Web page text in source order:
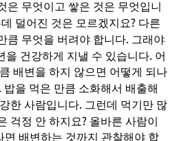
은 무엇이고 쌓은 것은 무엇입니
덜어진 것은 모르겠지요? 다른
큼 무엇을 버려야 합니다. 그래야
을 건강하게 지낼 수 있습니다. 어
배변을 하지 않으면 어떻게 되나
. 밥을 먹은 만큼 소화해서 배출해
한 사람입니다. 그런데 먹기만 많
걱정 안 하지요? 올바른 사람이
면 배변하는 것까지 관찰해야 합